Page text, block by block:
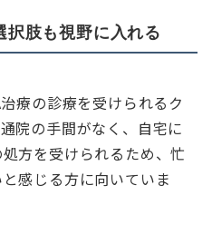
択肢も視野に入れる
療の診療を受けられるク
院の手間がなく、自宅に
方を受けられるため、忙
感じる方に向いていま